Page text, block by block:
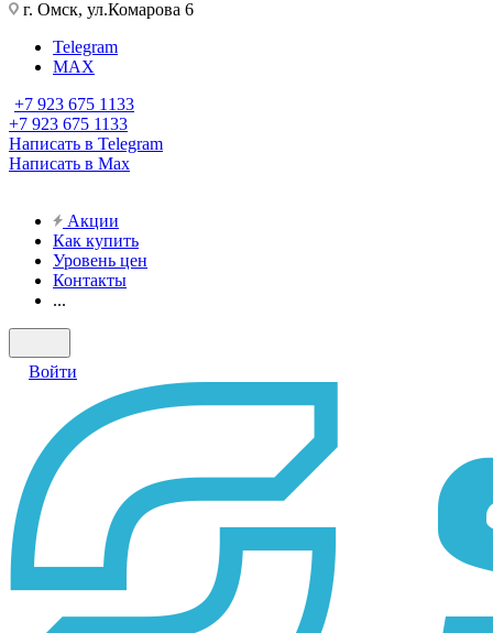
г. Омск, ул.Комарова 6
Telegram
MAX
+7 923 675 1133
+7 923 675 1133
Написать в Telegram
Написать в Max
Акции
Как купить
Уровень цен
Контакты
...
Войти